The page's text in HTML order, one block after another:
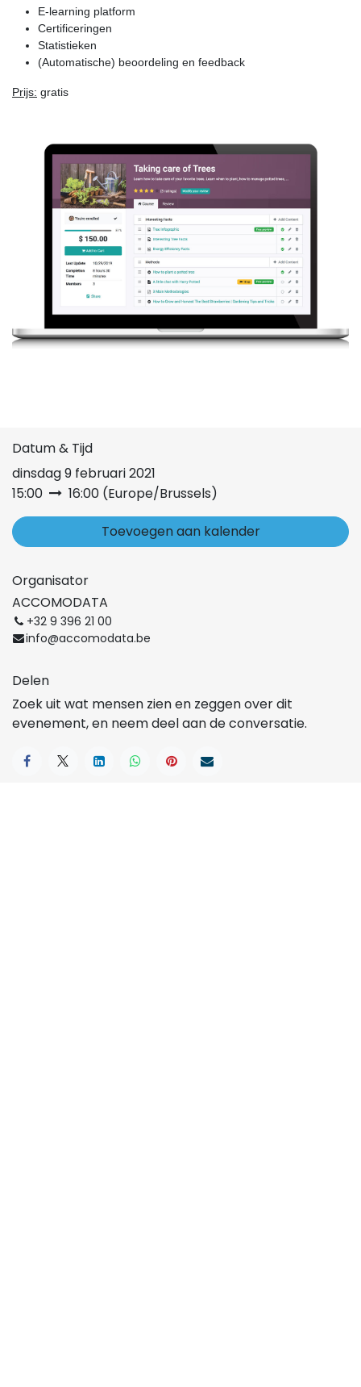
E-learning platform
Certificeringen
Statistieken
(Automatische) beoordeling en feedback
Prijs: gratis
Datum & Tijd
dinsdag 9 februari 2021
15:00
16:00 (Europe/Brussels)
Toevoegen aan kalender
Organisator
ACCOMODATA
+32 9 396 21 00
info@accomodata.be
Delen
Zoek uit wat mensen zien en zeggen over dit
evenement, en neem deel aan de conversatie.